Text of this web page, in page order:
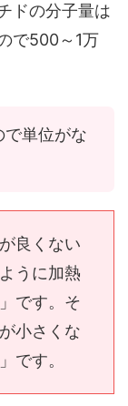
ドの分子量は
で500～1万
単位がな
良くない
うに加熱
です。そ
小さくな
です。